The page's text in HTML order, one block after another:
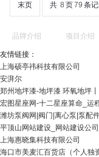
末页 共 8 页79 条
品牌介绍 项目介绍
友情链接：
上海硕亭祎科技有限公司
安湃尔
郑州地坪漆-地坪漆 环氧地坪
宏图星座网-十二星座算命_运
潍坊泵阀网|阀门|离心泵|泵配
平顶山网站建设_网站建设公
上海惠晓集科技有限公司
海口市美麦汇百货店（个人独